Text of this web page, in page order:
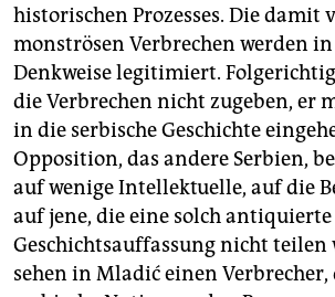
historischen Prozesses. Die damit
monströsen Verbrechen werden
Denkweise legitimiert.
die Verbrechen nicht zugeben, er
in die serbische Geschichte
Opposition, das andere Serbien,
auf wenige Intellektuelle, auf die
auf jene, die eine solch
Geschichtsauffassung nicht teilen
sehen in Mladić einen Verbrecher,